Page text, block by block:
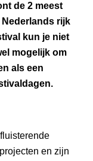
de 2 meest
rijk
kun je niet
mogelijk om
als een
en zijn